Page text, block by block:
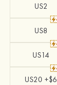
US2
US8
US14
US20 +$6